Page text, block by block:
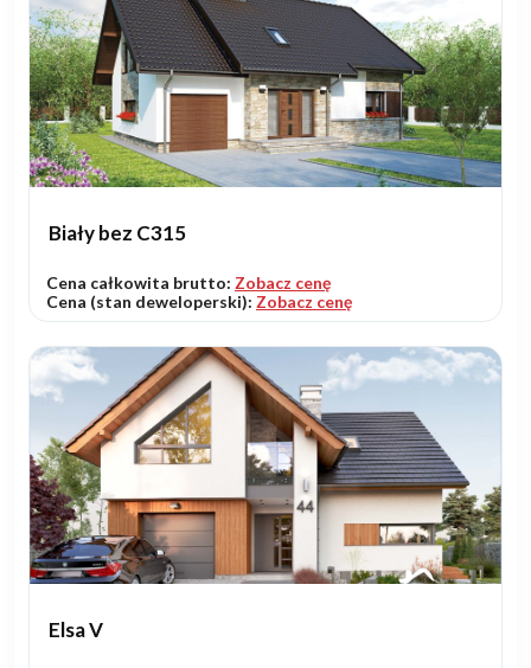
Biały bez C315
Cena całkowita brutto: Zobacz cenę
Cena (stan deweloperski): Zobacz cenę
Elsa V